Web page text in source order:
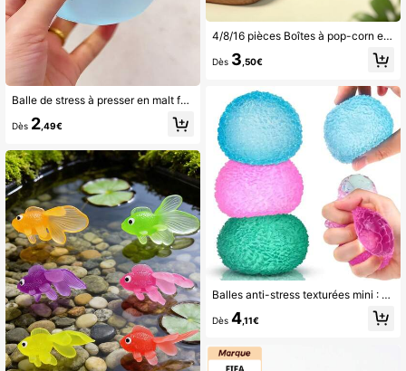
Balle de stress à presser en malt faite main, malléable à rebond lent, ronde 6 cm, pour la relaxation, jeu de pression, convient aux hommes, femmes, réunions familiales, fêtes de vacances, cadeaux de vacances, faveurs de fête, cadeaux amusants et mignons, récompenses en classe
Dès 2,49€
4/8/16 pièces Boîtes à pop-corn en papier thème animaux de la jungle, convient pour fête d'anniversaire thème jungle, style couleur aléatoire (8 pièces/set), peut être utilisé comme récipient à pop-corn jetable, boîte à frites, boîte à pain, boîte à bonbons, convient pour pop-corn, chips de maïs, BBQ, boîte à nourriture de pique-nique (pop-corn non inclus), vaisselle jetable,
Dès 3 ,50€
Balles anti-stress texturées mini : 2/3/6/9 pièces, balles anti-stress pour adultes, jouets mous unicolore haute densité, fournitures de soulagement de l'anxiété silencieuses pour la classe, remplies de maltose, prix pour étudiants, cadeaux de fête de Pâques, balles à presser anti-stress
Dès 4,11€